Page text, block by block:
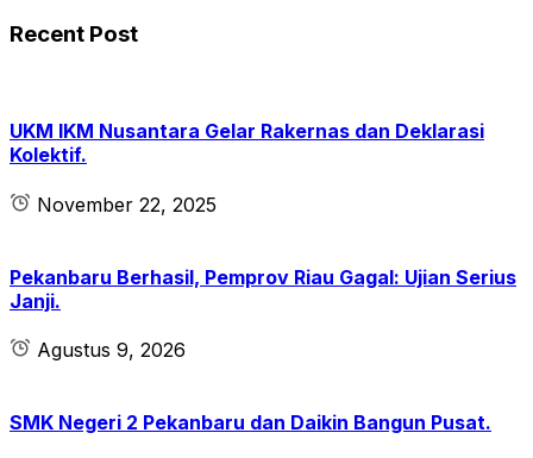
Recent Post
UKM IKM Nusantara Gelar Rakernas dan Deklarasi
Kolektif.
November 22, 2025
Pekanbaru Berhasil, Pemprov Riau Gagal: Ujian Serius
Janji.
Agustus 9, 2026
SMK Negeri 2 Pekanbaru dan Daikin Bangun Pusat.